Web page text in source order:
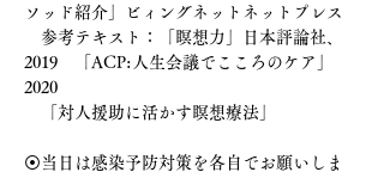
ソッド紹介」ビィングネットネットプレス
参考テキスト：「瞑想力」日本評論社、
2019　「ACP:人生会議でこころのケア」
2020
「対人援助に活かす瞑想療法」
⦿当日は感染予防対策を各自でお願いしま